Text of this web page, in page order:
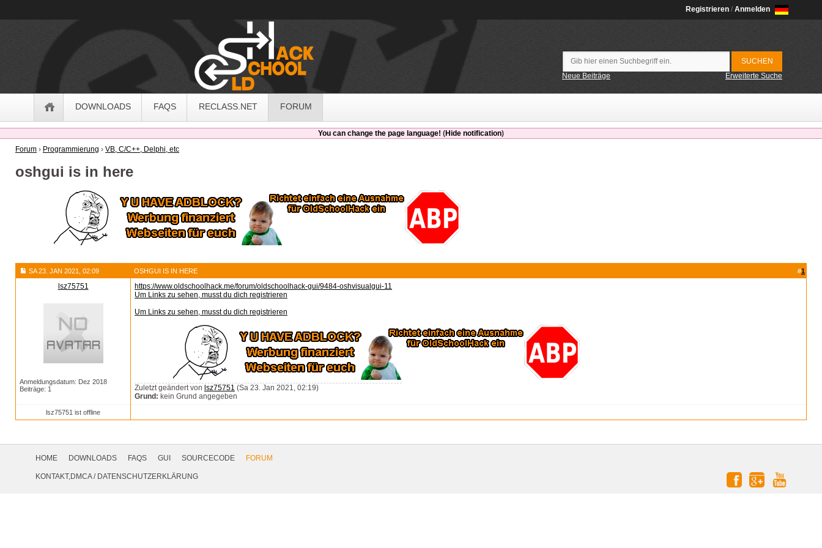
Registrieren / Anmelden
Neue Beiträge Erweiterte Suche
DOWNLOADS FAQS RECLASS.NET FORUM
You can change the page language! (Hide notification)
Forum › Programmierung › VB, C/C++, Delphi, etc
oshgui is in here
SA 23. JAN 2021, 02:09 OSHGUI IS IN HERE #1
lsz75751
Anmeldungsdatum: Dez 2018
Beiträge: 1
https://www.oldschoolhack.me/forum/oldschoolhack-gui/9484-oshvisualgui-11
Um Links zu sehen, musst du dich registrieren
Um Links zu sehen, musst du dich registrieren
Zuletzt geändert von lsz75751 (Sa 23. Jan 2021, 02:19)
Grund: kein Grund angegeben
lsz75751 ist offline
NavigationHOME DOWNLOADS FAQS GUI SOURCECODE
FORUM
KONTAKT,DMCA/ DATENSCHUTZERKLÄRUNG